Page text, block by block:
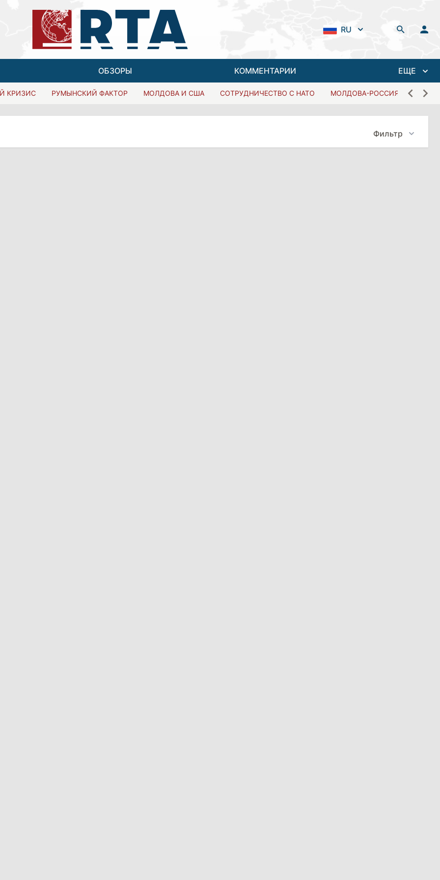
RU
ОБЗОРЫ КОММЕНТАРИИ ЕЩЕ
КРИЗИС РУМЫНСКИЙ ФАКТОР МОЛДОВА И США СОТРУДНИЧЕСТВО С НАТО МОЛДОВА-РОССИЯ
Фильтр